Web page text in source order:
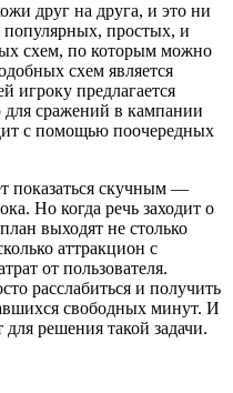
друг на друга, и это ни
популярных, простых, и
схем, по которым можно
схем является
игроку предлагается
для сражений в кампании
с помощью поочередных
показаться скучным —
Но когда речь заходит о
выходят не столько
аттракцион с
от пользователя.
расслабиться и получить
свободных минут. И
решения такой задачи.